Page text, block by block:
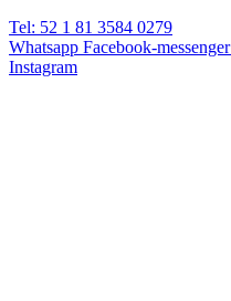
Tel: 52 1 81 3584 0279
Whatsapp Facebook-messenger
Instagram